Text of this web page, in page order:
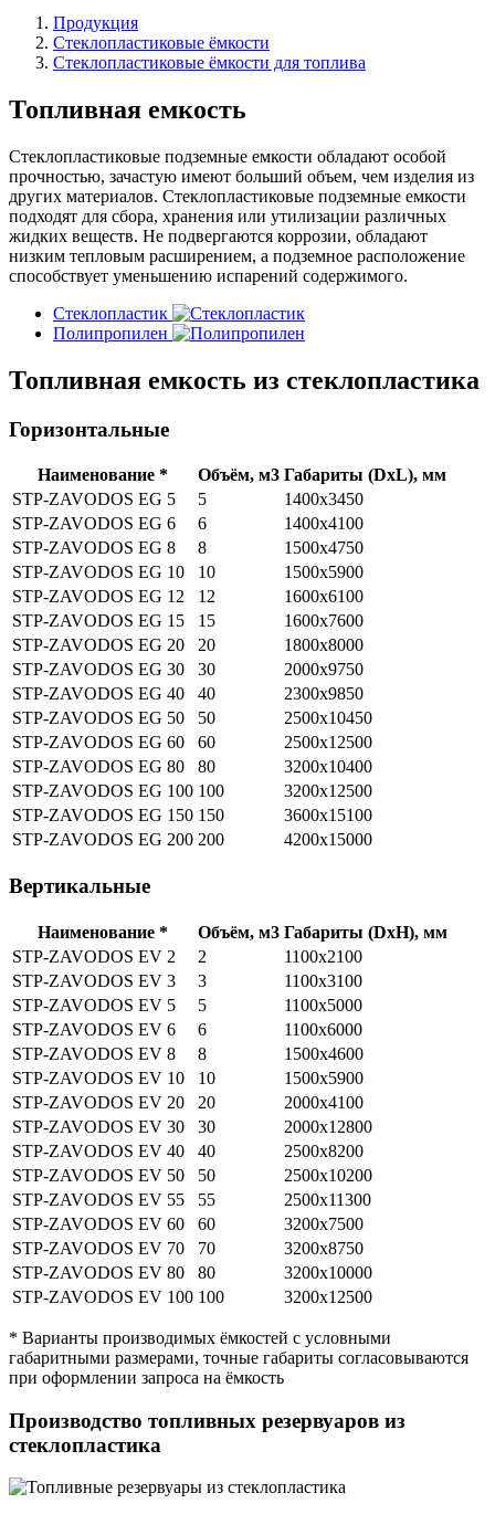
Продукция
Стеклопластиковые ёмкости
Стеклопластиковые ёмкости для топлива
Топливная емкость
Стеклопластиковые подземные емкости обладают особой
прочностью, зачастую имеют больший объем, чем изделия из
других материалов. Стеклопластиковые подземные емкости
подходят для сбора, хранения или утилизации различных
жидких веществ. Не подвергаются коррозии, обладают
низким тепловым расширением, а подземное расположение
способствует уменьшению испарений содержимого.
Стеклопластик
Полипропилен
Топливная емкость из стеклопластика
Горизонтальные
Наименование * Объём, м3 Габариты (DхL), мм
STP-ZAVODOS EG 5
5
1400х3450
STP-ZAVODOS EG 6
6
1400x4100
STP-ZAVODOS EG 8
8
1500x4750
STP-ZAVODOS EG 10
10
1500х5900
STP-ZAVODOS EG 12
12
1600х6100
STP-ZAVODOS EG 15
15
1600х7600
STP-ZAVODOS EG 20
20
1800х8000
STP-ZAVODOS EG 30
30
2000х9750
STP-ZAVODOS EG 40
40
2300х9850
STP-ZAVODOS EG 50
50
2500х10450
STP-ZAVODOS EG 60
60
2500х12500
STP-ZAVODOS EG 80
80
3200х10400
STP-ZAVODOS EG 100 100
3200х12500
STP-ZAVODOS EG 150 150
3600х15100
STP-ZAVODOS EG 200 200 4200х15000
Вертикальные
Наименование * Объём, м3 Габариты (DхH), мм
STP-ZAVODOS EV 2
2
1100х2100
STP-ZAVODOS EV 3
3
1100x3100
STP-ZAVODOS EV 5
5
1100х5000
STP-ZAVODOS EV 6
6
1100х6000
STP-ZAVODOS EV 8
8
1500х4600
STP-ZAVODOS EV 10
10
1500х5900
STP-ZAVODOS EV 20
20
2000х4100
STP-ZAVODOS EV 30
30
2000х12800
STP-ZAVODOS EV 40
40
2500х8200
STP-ZAVODOS EV 50
50
2500х10200
STP-ZAVODOS EV 55
55
2500х11300
STP-ZAVODOS EV 60
60
3200х7500
STP-ZAVODOS EV 70
70
3200х8750
STP-ZAVODOS EV 80
80
3200х10000
STP-ZAVODOS EV 100 100 3200х12500
* Варианты производимых ёмкостей с условными
габаритными размерами, точные габариты согласовываются
при оформлении запроса на ёмкость
Производство топливных резервуаров из
стеклопластика